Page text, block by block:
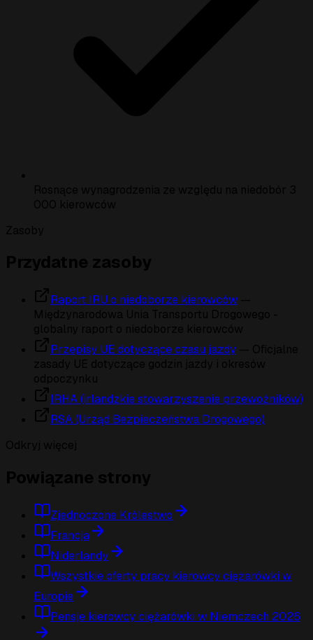
Raport IRU o niedoborze kierowców
Przepisy UE dotyczące czasu jazdy
IRHA (irlandzkie stowarzyszenie przewoźników)
RSA (Urząd Bezpieczeństwa Drogowego)
Zjednoczone Królestwo
Francja
Niderlandy
Wszystkie oferty pracy kierowcy ciężarówki w
Europie
Pensje kierowcy ciężarówki w Niemczech 2026